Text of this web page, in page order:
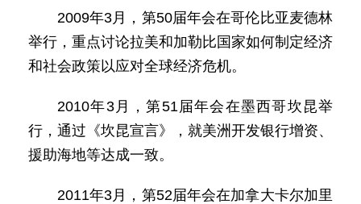
2009年3月，第50届年会在哥伦比亚麦德林
举行，重点讨论拉美和加勒比国家如何制定经济
和社会政策以应对全球经济危机。
2010年3月，第51届年会在墨西哥坎昆举
行，通过《坎昆宣言》，就美洲开发银行增资、
援助海地等达成一致。
2011年3月，第52届年会在加拿大卡尔加里